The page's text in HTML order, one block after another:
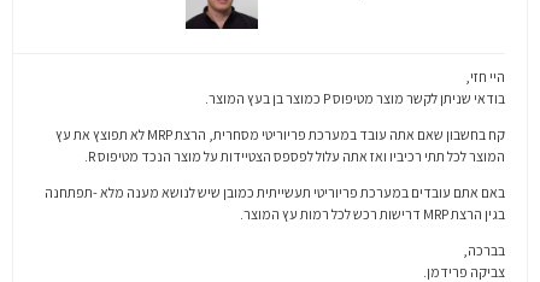
היי חזי,
בודאי שניתן לקשר מוצר מטיפוס P כמוצר בן בעץ המוצר.
קח בחשבון שאם אתה עובד במערכת פריוריטי מסחרית, הרצת MRP לא תפוצץ את עץ
המוצר לכל תתי רכיביו ואז אתה עלול לפספס הצטיידות על מוצר הנכד מטיפוס R.
באם אתם עובדים במערכת פריוריטי תעשייתית כמובן שיש לנושא מענה מלא -תפתחנה
בגין הרצת MRP דרישות רכש לכל רמות עץ המוצר.
בברכה,
צביקה פרידמן.